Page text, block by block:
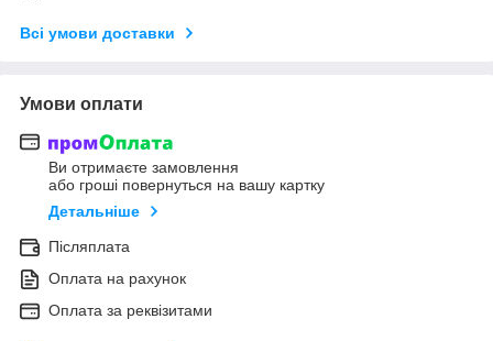
Всі умови доставки
Умови оплати
Ви отримаєте замовлення
або гроші повернуться на вашу картку
Детальніше
Післяплата
Оплата на рахунок
Оплата за реквізитами